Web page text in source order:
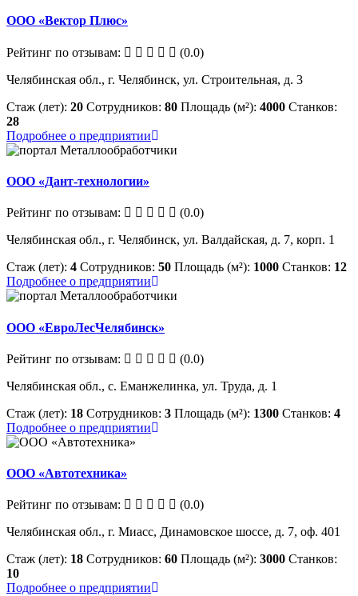
ООО «Вектор Плюс»
Рейтинг по отзывам:
(0.0)
Челябинская обл., г. Челябинск, ул. Строительная, д. 3
Стаж (лет): 20 Сотрудников: 80 Площадь (м²): 4000 Станков:
28
Подробнее о предприятии
ООО «Дант-технологии»
Рейтинг по отзывам:
(0.0)
Челябинская обл., г. Челябинск, ул. Валдайская, д. 7, корп. 1
Стаж (лет): 4 Сотрудников: 50 Площадь (м²): 1000 Станков: 12
Подробнее о предприятии
ООО «ЕвроЛесЧелябинск»
Рейтинг по отзывам:
(0.0)
Челябинская обл., с. Еманжелинка, ул. Труда, д. 1
Стаж (лет): 18 Сотрудников: 3 Площадь (м²): 1300 Станков: 4
Подробнее о предприятии
ООО «Автотехника»
Рейтинг по отзывам:
(0.0)
Челябинская обл., г. Миасс, Динамовское шоссе, д. 7, оф. 401
Стаж (лет): 18 Сотрудников: 60 Площадь (м²): 3000 Станков:
10
Подробнее о предприятии